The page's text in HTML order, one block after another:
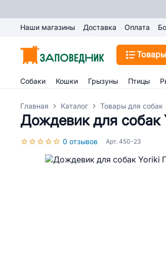
Наши магазины Доставка Оплата
Товары
Собаки Кошки Грызуны Птицы
Главная Каталог Товары для собак
Дождевик для собак
0 отзывов Арт. 450-23